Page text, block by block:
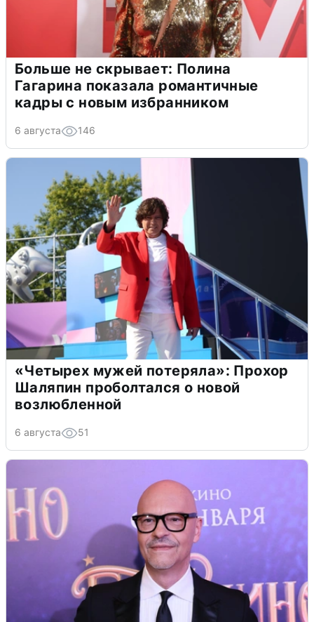
Больше не скрывает: Полина
Гагарина показала романтичные
кадры с новым избранником
6 августа 146
«Четырех мужей потеряла»: Прохор
Шаляпин проболтался о новой
возлюбленной
6 августа 51